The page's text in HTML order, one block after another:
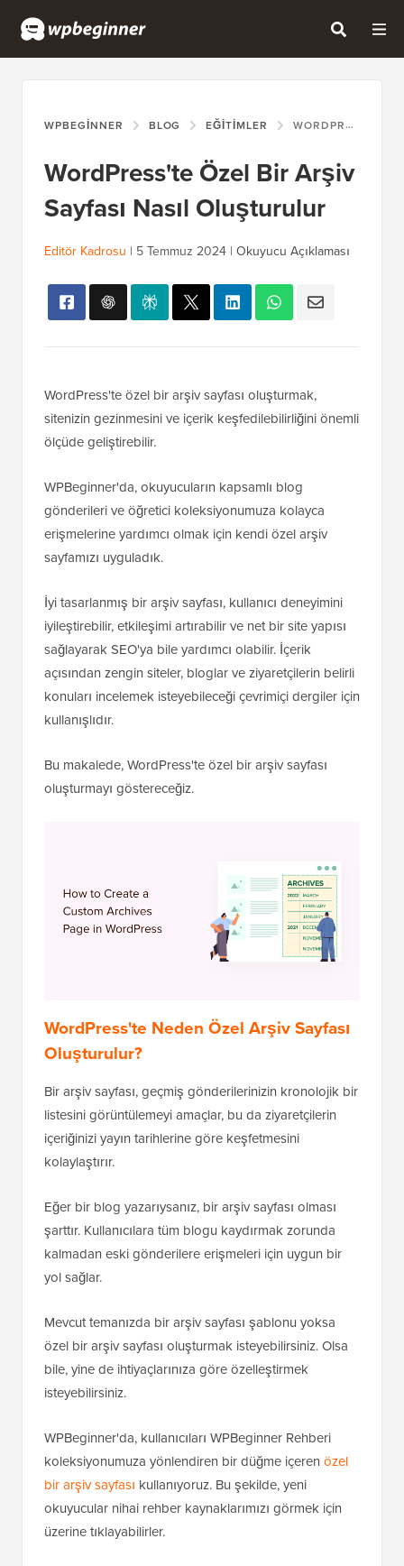
WPBEGINNER BLOG EĞITIMLER WORDPRESS'TE ÖZEL BIR ARŞIV SAYFASI NASIL OLUŞTURULUR
WordPress'te Özel Bir Arşiv
Sayfası Nasıl Oluşturulur
Editör Kadrosu | 5 Temmuz 2024 | Okuyucu Açıklaması
WordPress'te özel bir arşiv sayfası oluşturmak,
sitenizin gezinmesini ve içerik keşfedilebilirliğini önemli
ölçüde geliştirebilir.
WPBeginner'da, okuyucuların kapsamlı blog
gönderileri ve öğretici koleksiyonumuza kolayca
erişmelerine yardımcı olmak için kendi özel arşiv
sayfamızı uyguladık.
İyi tasarlanmış bir arşiv sayfası, kullanıcı deneyimini
iyileştirebilir, etkileşimi artırabilir ve net bir site yapısı
sağlayarak SEO'ya bile yardımcı olabilir. İçerik
açısından zengin siteler, bloglar ve ziyaretçilerin belirli
konuları incelemek isteyebileceği çevrimiçi dergiler için
kullanışlıdır.
Bu makalede, WordPress'te özel bir arşiv sayfası
oluşturmayı göstereceğiz.
WordPress'te Neden Özel Arşiv Sayfası
Oluşturulur?
Bir arşiv sayfası, geçmiş gönderilerinizin kronolojik bir
listesini görüntülemeyi amaçlar, bu da ziyaretçilerin
içeriğinizi yayın tarihlerine göre keşfetmesini
kolaylaştırır.
Eğer bir blog yazarıysanız, bir arşiv sayfası olması
şarttır. Kullanıcılara tüm blogu kaydırmak zorunda
kalmadan eski gönderilere erişmeleri için uygun bir
yol sağlar.
Mevcut temanızda bir arşiv sayfası şablonu yoksa
özel bir arşiv sayfası oluşturmak isteyebilirsiniz. Olsa
bile, yine de ihtiyaçlarınıza göre özelleştirmek
isteyebilirsiniz.
WPBeginner'da, kullanıcıları WPBeginner Rehberi
koleksiyonumuza yönlendiren bir düğme içeren özel
bir arşiv sayfası kullanıyoruz. Bu şekilde, yeni
okuyucular nihai rehber kaynaklarımızı görmek için
üzerine tıklayabilirler.